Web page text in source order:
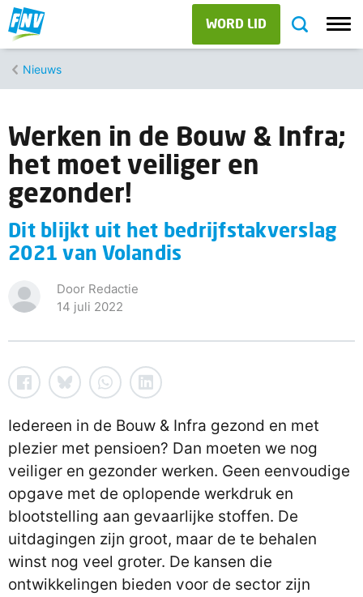
WORD LID
Nieuws
Werken in de Bouw & Infra;
het moet veiliger en
gezonder!
Dit blijkt uit het bedrijfstakverslag
2021 van Volandis
Door Redactie
14 juli 2022
Iedereen in de Bouw & Infra gezond en met
plezier met pensioen? Dan moeten we nog
veiliger en gezonder werken. Geen eenvoudige
opgave met de oplopende werkdruk en
blootstelling aan gevaarlijke stoffen. De
uitdagingen zijn groot, maar de te behalen
winst nog veel groter. De kansen die
ontwikkelingen bieden voor de sector zijn